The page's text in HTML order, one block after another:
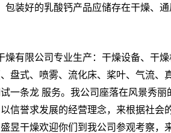
包装好的乳酸钙产品应储存在干燥、
燥有限公司专业生产：干燥设备、干
盘式、喷雾、流化床、桨叶、气流
一条龙 服务。我公司座落在风景秀
信誉求发展的经营理念，来根据社会
昱干燥欢迎你们到我公司参观考察，